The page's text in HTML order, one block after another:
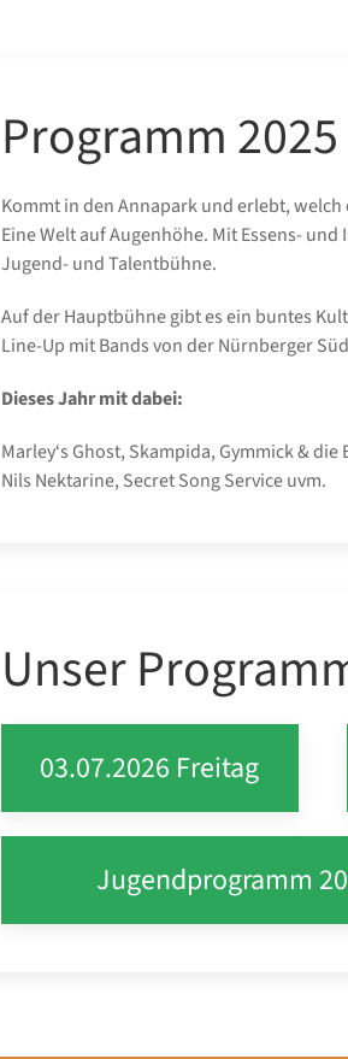
Programm 2025
Kommt in den Annapark und erlebt,
Eine Welt auf Augenhöhe. Mit Essens-
Jugend- und Talentbühne.
Auf der Hauptbühne gibt es ein buntes
Line-Up mit Bands von der Nürnberger
Dieses Jahr mit dabei:
Marley‘s Ghost, Skampida, Gymmick &
Nils Nektarine, Secret Song Service uvm.
Unser
03.07.2026 Freitag
Jugendprogramm